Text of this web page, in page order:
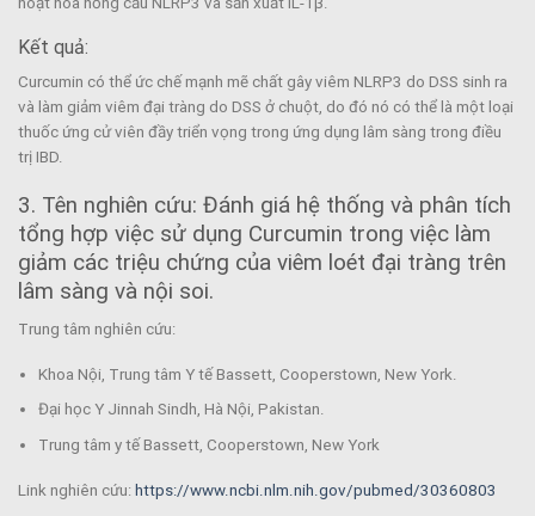
Kết quả:
Curcumin có thể ức chế mạnh mẽ chất gây viêm NLRP3 do DSS sinh ra
và làm giảm viêm đại tràng do DSS ở chuột, do đó nó có thể là một loại
thuốc ứng cử viên đầy triển vọng trong ứng dụng lâm sàng trong điều
trị IBD.
3. Tên nghiên cứu: Đánh giá hệ thống và phân tích
tổng hợp việc sử dụng Curcumin trong việc làm
giảm các triệu chứng của viêm loét đại tràng trên
lâm sàng và nội soi.
Trung tâm nghiên cứu:
Khoa Nội, Trung tâm Y tế Bassett, Cooperstown, New York.
Đại học Y Jinnah Sindh, Hà Nội, Pakistan.
Trung tâm y tế Bassett, Cooperstown, New York
Link nghiên cứu: https://www.ncbi.nlm.nih.gov/pubmed/30360803